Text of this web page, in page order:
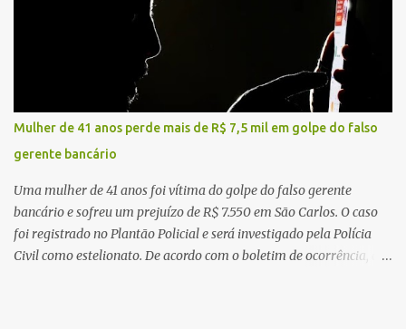
externa, quando dois homens armados passaram a efetuar
diversos disparos. Duas vítimas morreram ainda no local. Outras
três pessoas foram baleadas e socorridas. Até o momento, não
foram divulgadas informações oficiais sobre o estado de saúde dos
feridos. Equipes da Polícia Militar de Santa Gertrudes atenderam a
ocorrência e isolaram a área para o trabalho da perícia. Até a
última atualização, nenhum suspeito havia sido preso. A Polícia
Civil investigará a motivação da briga, a autoria dos disparos e as
circunstâncias do crime. A ocorrência segue em anda...
Mulher de 41 anos perde mais de R$ 7,5 mil em golpe do falso
gerente bancário
Uma mulher de 41 anos foi vítima do golpe do falso gerente
bancário e sofreu um prejuízo de R$ 7.550 em São Carlos. O caso
foi registrado no Plantão Policial e será investigado pela Polícia
Civil como estelionato. De acordo com o boletim de ocorrência, a